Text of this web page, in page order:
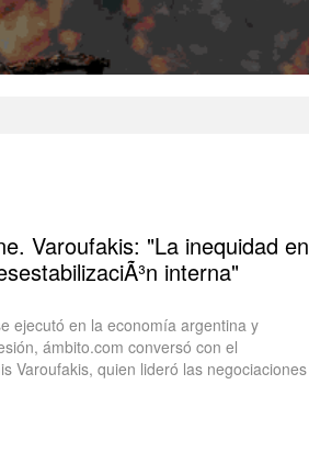
Varoufakis: "La inequidad en
interna"
ejecutó en la economía argentina y
ámbito.com conversó con el
Varoufakis, quien lideró las negociaciones